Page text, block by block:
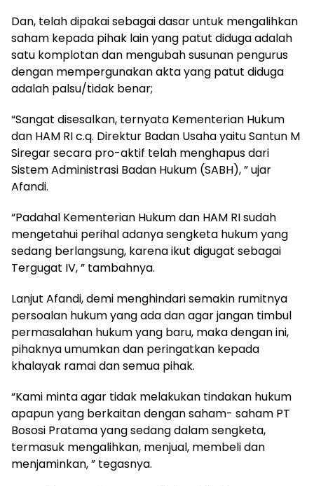
Dan, telah dipakai sebagai dasar untuk mengalihkan
saham kepada pihak lain yang patut diduga adalah
satu komplotan dan mengubah susunan pengurus
dengan mempergunakan akta yang patut diduga
adalah palsu/tidak benar;
“Sangat disesalkan, ternyata Kementerian Hukum
dan HAM RI c.q. Direktur Badan Usaha yaitu Santun M
Siregar secara pro-aktif telah menghapus dari
Sistem Administrasi Badan Hukum (SABH), ” ujar
Afandi.
“Padahal Kementerian Hukum dan HAM RI sudah
mengetahui perihal adanya sengketa hukum yang
sedang berlangsung, karena ikut digugat sebagai
Tergugat IV, ” tambahnya.
Lanjut Afandi, demi menghindari semakin rumitnya
persoalan hukum yang ada dan agar jangan timbul
permasalahan hukum yang baru, maka dengan ini,
pihaknya umumkan dan peringatkan kepada
khalayak ramai dan semua pihak.
“Kami minta agar tidak melakukan tindakan hukum
apapun yang berkaitan dengan saham- saham PT
Bososi Pratama yang sedang dalam sengketa,
termasuk mengalihkan, menjual, membeli dan
menjaminkan, ” tegasnya.